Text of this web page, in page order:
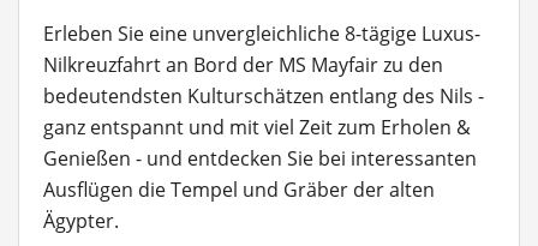
Erleben Sie eine unvergleichliche 8-tägige Luxus-
Nilkreuzfahrt an Bord der MS Mayfair zu den
bedeutendsten Kulturschätzen entlang des Nils -
ganz entspannt und mit viel Zeit zum Erholen &
Genießen - und entdecken Sie bei interessanten
Ausflügen die Tempel und Gräber der alten
Ägypter.